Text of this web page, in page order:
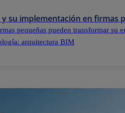
su implementación en firmas
pequeñas pueden transformar su
arquitectura BIM